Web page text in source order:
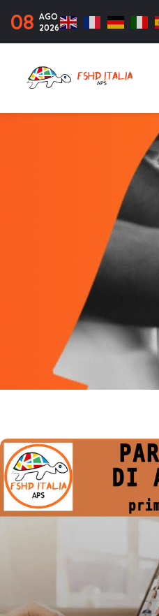
08 AGO
2026